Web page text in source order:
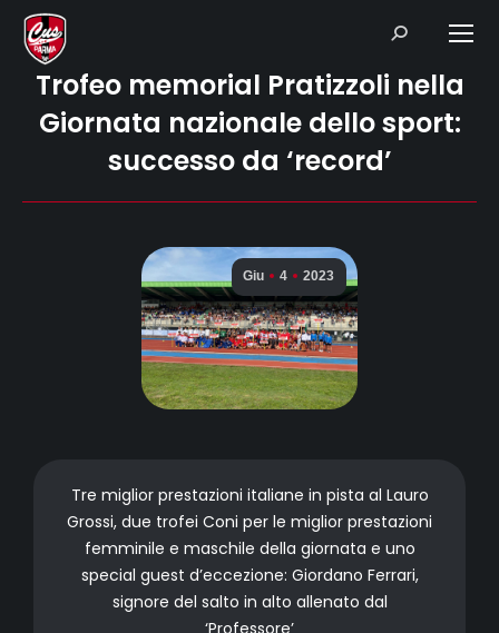
Search:
Trofeo memorial Pratizzoli nella
Giornata nazionale dello sport:
successo da ‘record’
Giu 4 2023
Tre miglior prestazioni italiane in pista al Lauro
Grossi, due trofei Coni per le miglior prestazioni
femminile e maschile della giornata e uno
special guest d’eccezione: Giordano Ferrari,
signore del salto in alto allenato dal
‘Professore’